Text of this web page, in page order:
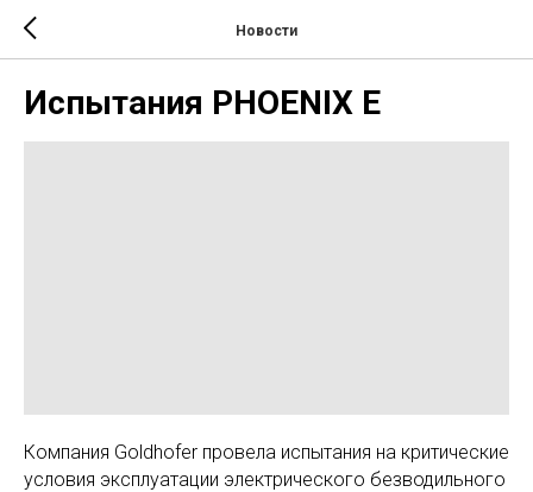
Новости
Испытания PHOENIX E
Компания Goldhofer провела испытания на критические
условия эксплуатации электрического безводильного